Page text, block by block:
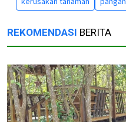
REKOMENDASI BERITA